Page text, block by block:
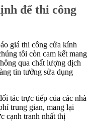
để thi công
giá thi công cửa kính
tôi còn cam kết mang
qua chất lượng dịch
tin tưởng sửa dụng
tác trực tiếp của các nhà
trung gian, mang lại
cạnh tranh nhất thị